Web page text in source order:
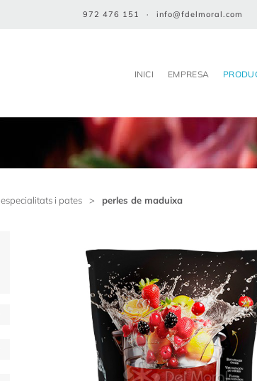
972 476 151 · info@fdelmoral.com
INICI EMPRESA
especialitats i pates > perles de maduixa